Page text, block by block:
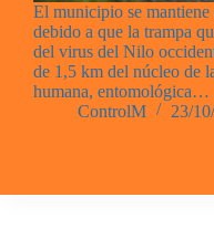
El municipio se
debido a que la trampa
del virus del Nilo
de 1,5 km del núcleo de
humana, entomológica…
ControlM
23/